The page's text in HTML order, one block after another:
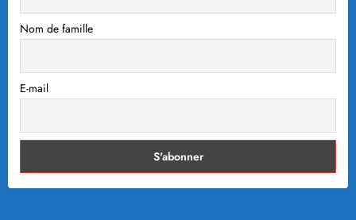
Nom de famille
E-mail